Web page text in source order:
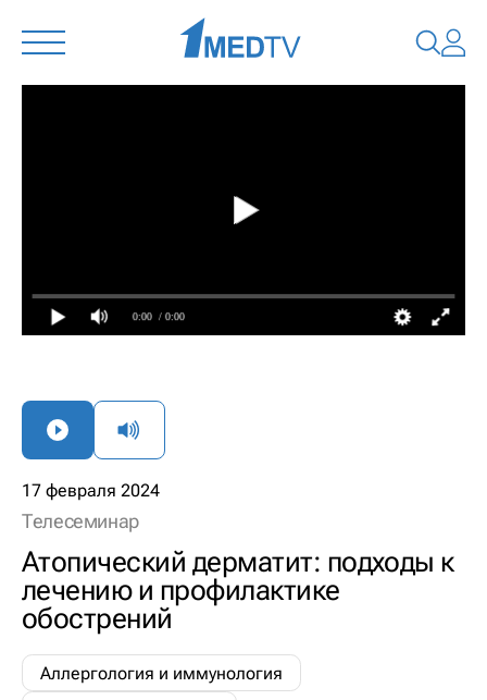
0:00 / 0:00
17 февраля 2024
Телесеминар
Атопический дерматит: подходы к
лечению и профилактике
обострений
Аллергология и иммунология